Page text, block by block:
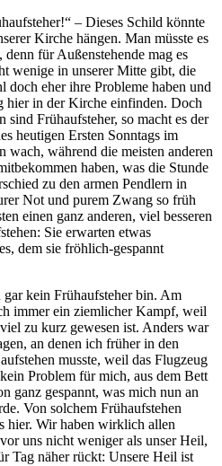
– Dieses Schild könnte
Kirche hängen. Man müsste es
für Außenstehende mag es
wenige in unserer Mitte gibt, die
eher ihre Probleme haben und
hier in der Kirche einfinden. Doch
sind Frühaufsteher, so macht es der
heutigen Ersten Sonntags im
wach, während die meisten anderen
haben, was die Stunde
zu den armen Pendlern in
Not und purem Zwang so früh
einen ganz anderen, viel besseren
Sie erwarten etwas
dem sie fröhlich-gespannt
gar kein Frühaufsteher bin. Am
immer ein ziemlicher Kampf, weil
zu kurz gewesen ist. Anders war
an denen ich früher in den
musste, weil das Flugzeug
Problem für mich, aus dem Bett
ganz gespannt, was mich nun an
Von solchem Frühaufstehen
hier. Wir haben wirklich allen
uns nicht weniger als unser Heil,
Tag näher rückt: Unsere Heil ist